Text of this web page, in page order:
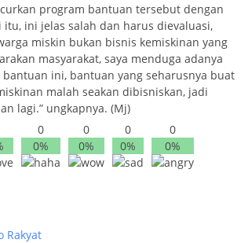
program bantuan tersebut dengan
ini jelas salah dan harus dievaluasi,
miskin bukan bisnis kemiskinan yang
masyarakat, saya menduga adanya
ini, bantuan yang seharusnya buat
malah seakan dibisniskan, jadi
lagi.” ungkapnya. (Mj)
0
0%
0
0%
0
0%
0
0%
Rakyat